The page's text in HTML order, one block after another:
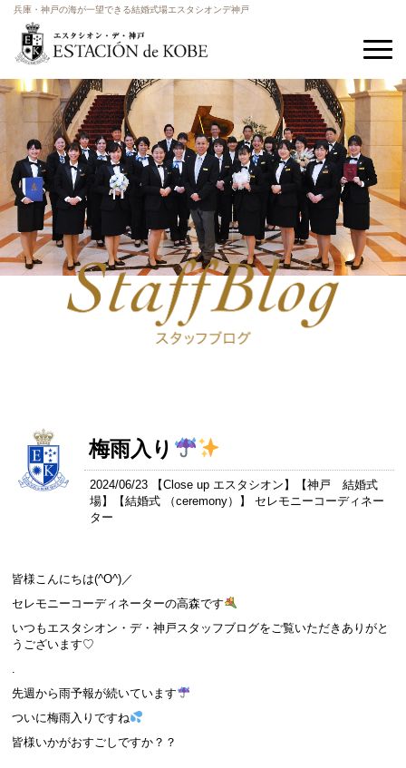
兵庫・神戸の海が一望できる結婚式場エスタシオンデ神戸
梅雨入り
2024/06/23 【Close up エスタシオン 】【神戸 結婚式
場】【結婚式 （ceremony）
】 セレモニーコーディネー
ター
皆様こんにちは(^O^)／
セレモニーコーディネーターの高森です
いつもエスタシオン・デ・神戸スタッフブログをご覧いただきありがと
うございます♡
.
先週から雨予報が続いています
ついに梅雨入りですね
皆様いかがおすごしですか？？